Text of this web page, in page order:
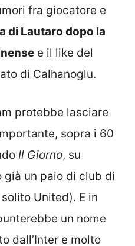
fra giocatore e
di Lautaro dopo la
e il like del
di Calhanoglu.
protebbe lasciare
sopra i 60
Il Giorno, su
già un paio di club di
solito United). E in
un nome
dall’Inter e molto